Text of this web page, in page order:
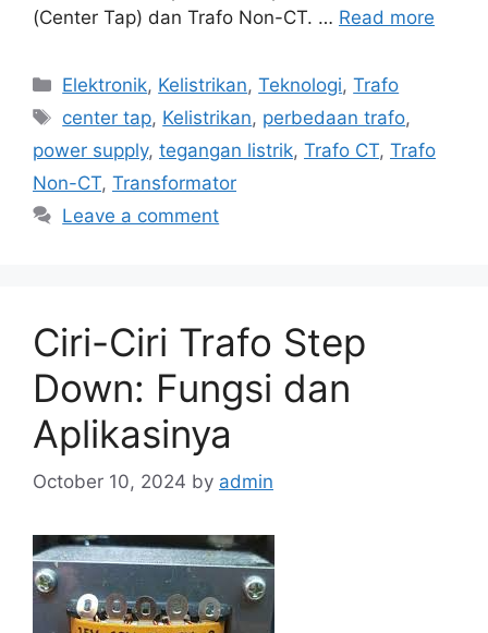
(Center Tap) dan Trafo Non-CT. … Read more
Categories
Elektronik, Kelistrikan,Teknologi,Trafo
Tags
center tap, Kelistrikan, perbedaan trafo,
power supply, tegangan listrik, Trafo CT, Trafo
Non-CT, Transformator
Leave a comment
Ciri-Ciri Trafo Step
Down: Fungsi dan
Aplikasinya
October 10, 2024 by admin